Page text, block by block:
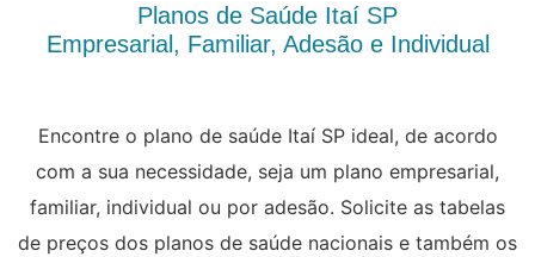
Planos de Saúde Itaí SP
Empresarial, Familiar, Adesão e Individual
Encontre o plano de saúde Itaí SP ideal, de acordo
com a sua necessidade, seja um plano empresarial,
familiar, individual ou por adesão. Solicite as tabelas
de preços dos planos de saúde nacionais e também os